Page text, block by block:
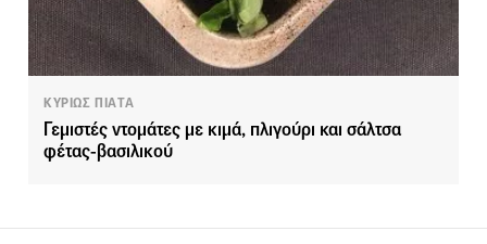
ΚΥΡΙΩΣ ΠΙΑΤΑ
Γεμιστές ντομάτες με κιμά, πλιγούρι και σάλτσα
φέτας-βασιλικού